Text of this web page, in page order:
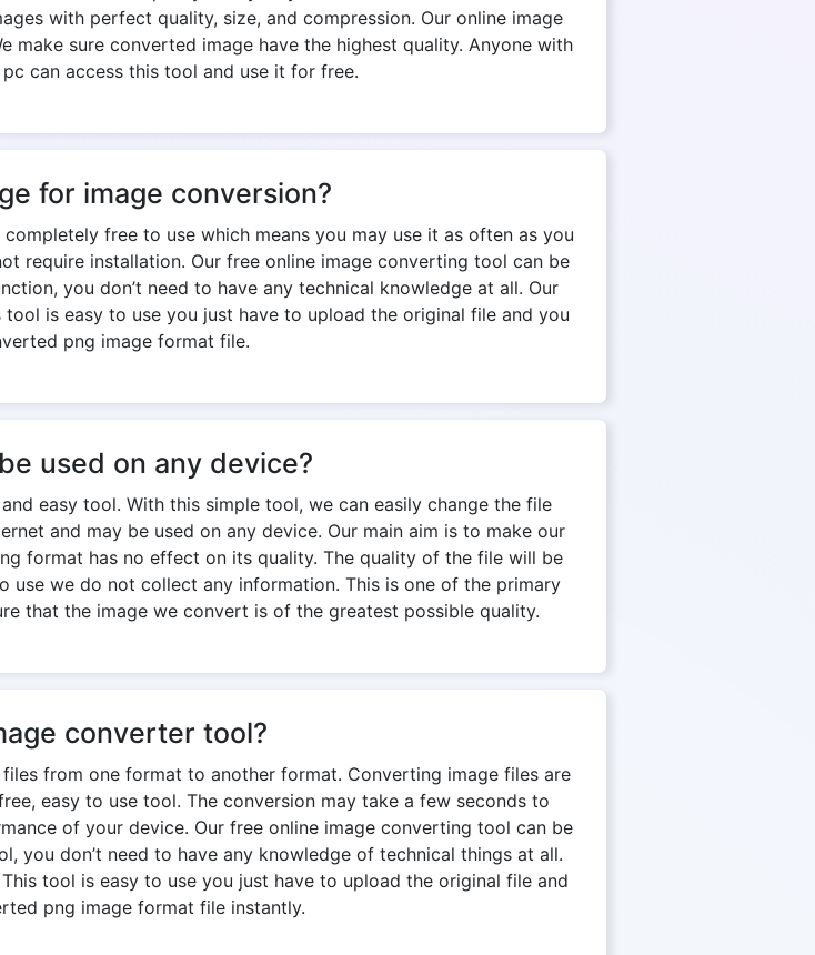
with perfect quality, size, and compression. Our online image
make sure converted image have the highest quality. Anyone with
can access this tool and use it for free.
for image conversion?
free to use which means you may use it as often as you
require installation. Our free online image converting tool can be
you don’t need to have any technical knowledge at all. Our
is easy to use you just have to upload the original file and you
png image format file.
used on any device?
easy tool. With this simple tool, we can easily change the file
and may be used on any device. Our main aim is to make our
format has no effect on its quality. The quality of the file will be
use we do not collect any information. This is one of the primary
that the image we convert is of the greatest possible quality.
converter tool?
from one format to another format. Converting image files are
easy to use tool. The conversion may take a few seconds to
of your device. Our free online image converting tool can be
you don’t need to have any knowledge of technical things at all.
tool is easy to use you just have to upload the original file and
png image format file instantly.